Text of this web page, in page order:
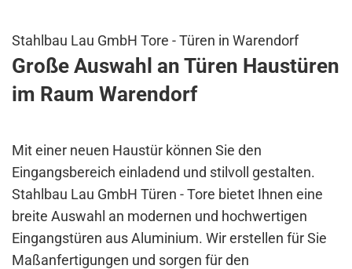
Stahlbau Lau GmbH Tore - Türen in Warendorf
Große Auswahl an Türen Haustüren
im Raum Warendorf
Mit einer neuen Haustür können Sie den
Eingangsbereich einladend und stilvoll gestalten.
Stahlbau Lau GmbH Türen - Tore bietet Ihnen eine
breite Auswahl an modernen und hochwertigen
Eingangstüren aus Aluminium. Wir erstellen für Sie
Maßanfertigungen und sorgen für den